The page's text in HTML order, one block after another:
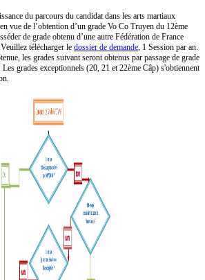
du parcours du candidat dans les arts martiaux
vue de l’obtention d’un grade Vo Co Truyen du 12ème
de grade obtenu d’une autre Fédération de France
télécharger le dossier de demande , 1 Session par an.
les grades suivant seront obtenus par passage de grade
Les grades exceptionnels (20, 21 et 22ème Câp) s'obtiennent